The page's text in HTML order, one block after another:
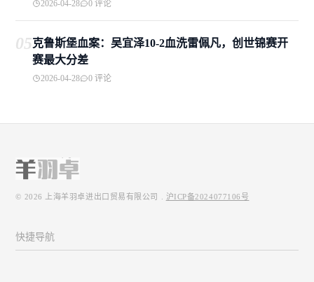
2026-04-28 0 评论
05克鲁斯堡血案：吴宜泽10-2血洗雷佩凡，创世锦赛开
赛最大分差
2026-04-28 0 评论
© 2026 上海羊羽卓进出口贸易有限公司 沪ICP备2024077106号
快捷导航